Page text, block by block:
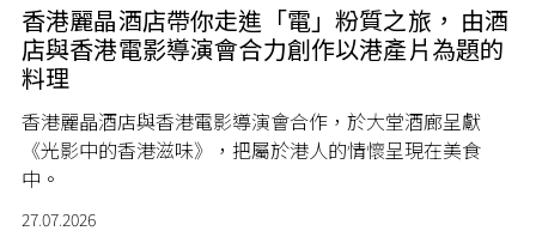
香港麗晶酒店帶你走進「電」粉質之旅， 由酒
店與香港電影導演會合力創作以港產片為題的
料理
香港麗晶酒店與香港電影導演會合作，於大堂酒廊呈獻
《光影中的香港滋味》，把屬於港人的情懷呈現在美食
中。
27.07.2026